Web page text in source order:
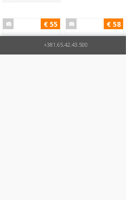
+381.65.42.43.500
€ 55 € 58